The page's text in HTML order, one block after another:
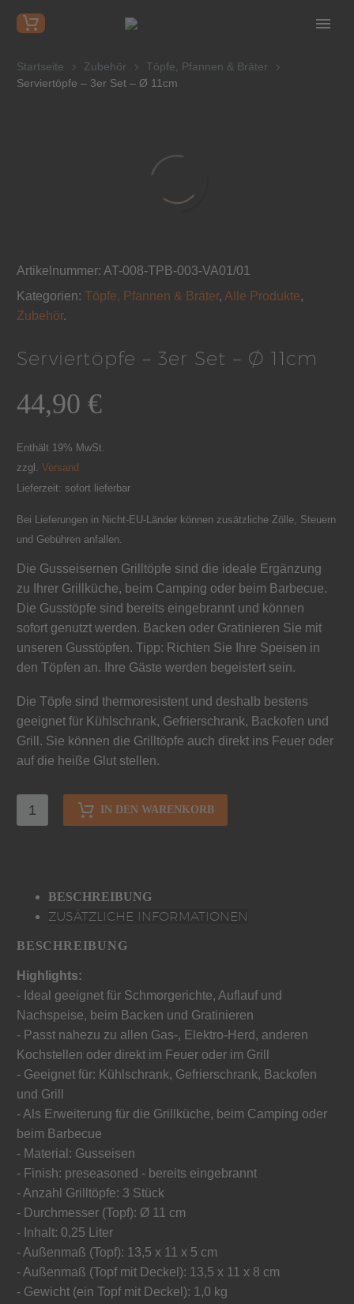
Startseite Zubehör
Töpfe, Pfannen & Bräter
Serviertöpfe – 3er Set – Ø 11cm
Artikelnummer: AT-008-TPB-003-VA01/01
Kategorien: Töpfe, Pfannen & Bräter, Alle Produkte,
Zubehör.
Serviertöpfe – 3er Set – Ø 11cm
44,90 €
Enthält 19% MwSt.
zzgl. Versand
Lieferzeit: sofort lieferbar
Bei Lieferungen in Nicht-EU-Länder können zusätzliche Zölle, Steuern
und Gebühren anfallen.
Die Gusseisernen Grilltöpfe sind die ideale Ergänzung
zu Ihrer Grillküche, beim Camping oder beim Barbecue.
Die Gusstöpfe sind bereits eingebrannt und können
sofort genutzt werden. Backen oder Gratinieren Sie mit
unseren Gusstöpfen. Tipp: Richten Sie Ihre Speisen in
den Töpfen an. Ihre Gäste werden begeistert sein.
Die Töpfe sind thermoresistent und deshalb bestens
geeignet für Kühlschrank, Gefrierschrank, Backofen und
Grill. Sie können die Grilltöpfe auch direkt ins Feuer oder
auf die heiße Glut stellen.
IN DEN WARENKORB
BESCHREIBUNG
ZUSÄTZLICHE INFORMATIONEN
BESCHREIBUNG
Highlights:
- Ideal geeignet für Schmorgerichte, Auflauf und
Nachspeise, beim Backen und Gratinieren
- Passt nahezu zu allen Gas-, Elektro-Herd, anderen
Kochstellen oder direkt im Feuer oder im Grill
- Geeignet für: Kühlschrank, Gefrierschrank, Backofen
und Grill
- Als Erweiterung für die Grillküche, beim Camping oder
beim Barbecue
- Material: Gusseisen
- Finish: preseasoned - bereits eingebrannt
- Anzahl Grilltöpfe: 3 Stück
- Durchmesser (Topf): Ø 11 cm
- Inhalt: 0,25 Liter
- Außenmaß (Topf): 13,5 x 11 x 5 cm
- Außenmaß (Topf mit Deckel): 13,5 x 11 x 8 cm
- Gewicht (ein Topf mit Deckel): 1,0 kg